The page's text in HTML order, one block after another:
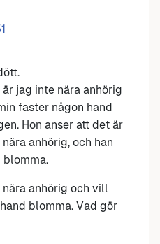
jag inte nära anhörig
faster någon hand
Hon anser att det är
anhörig, och han
blomma.
anhörig och vill
blomma. Vad gör